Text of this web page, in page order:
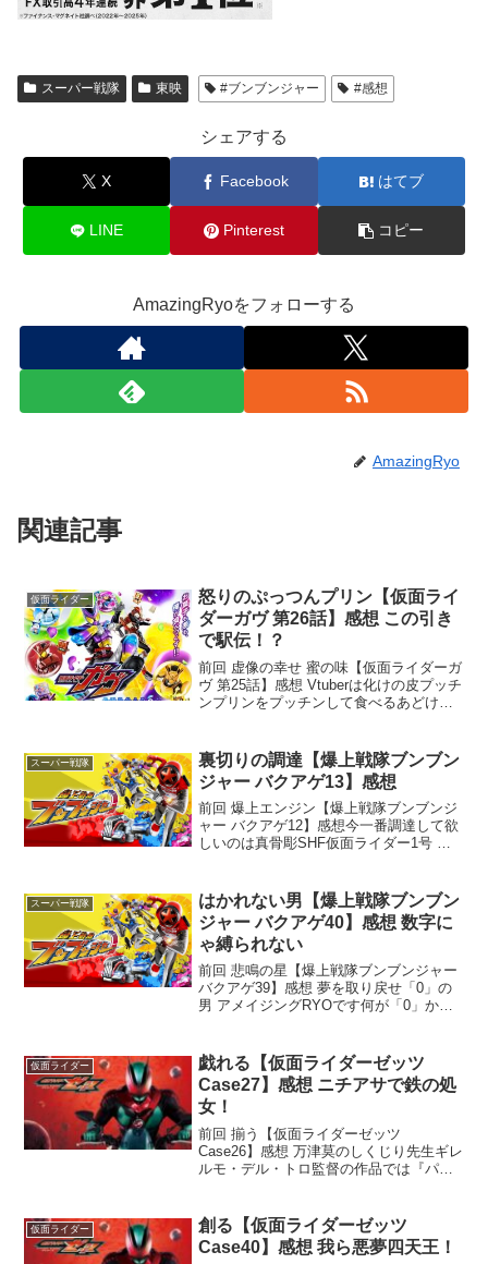
スーパー戦隊 東映 #ブンブンジャー #感想
シェアする
X Facebook はてブ
LINE Pinterest コピー
AmazingRyoをフォローする
AmazingRyo
関連記事
仮面ライダー
怒りのぷっつんプリン【仮面ライ
ダーガヴ 第26話】感想 この引き
で駅伝！？
前回 虚像の幸せ 蜜の味【仮面ライダーガ
ヴ 第25話】感想 Vtuberは化けの皮プッチ
ンプリンをプッチンして食べるあどけな
皿汚れるし。物凄くいいことあったらま
だや...
スーパー戦隊
裏切りの調達【爆上戦隊ブンブン
ジャー バクアゲ13】感想
前回 爆上エンジン【爆上戦隊ブンブンジ
ャー バクアゲ12】感想今一番調達して欲
しいのは真骨彫SHF仮面ライダー1号 桜
だ。それでは毎年恒例になったライバル
機が登場した13...
スーパー戦隊
はかれない男【爆上戦隊ブンブン
ジャー バクアゲ40】感想 数字に
ゃ縛られない
前回 悲鳴の星【爆上戦隊ブンブンジャー
バクアゲ39】感想 夢を取り戻せ「0」の
男 アメイジングRYOです何が「0」かは
って行きましょう！あらすじ神妙な面持
ちでどこか...
仮面ライダー
戯れる【仮面ライダーゼッツ
Case27】感想 ニチアサで鉄の処
女！
前回 揃う【仮面ライダーゼッツ
Case26】感想 万津莫のしくじり先生ギレ
ルモ・デル・トロ監督の作品では『パシ
らいしか知らん！どっちも面白いけど
ね。またしてもニ...
仮面ライダー
創る【仮面ライダーゼッツ
Case40】感想 我ら悪夢四天王！